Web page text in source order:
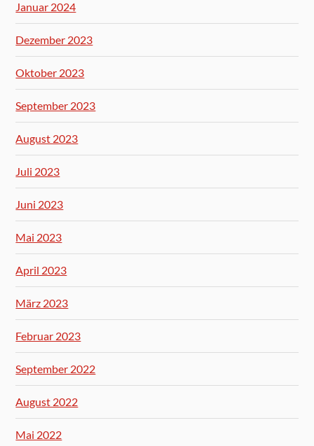
Januar 2024
Dezember 2023
Oktober 2023
September 2023
August 2023
Juli 2023
Juni 2023
Mai 2023
April 2023
März 2023
Februar 2023
September 2022
August 2022
Mai 2022